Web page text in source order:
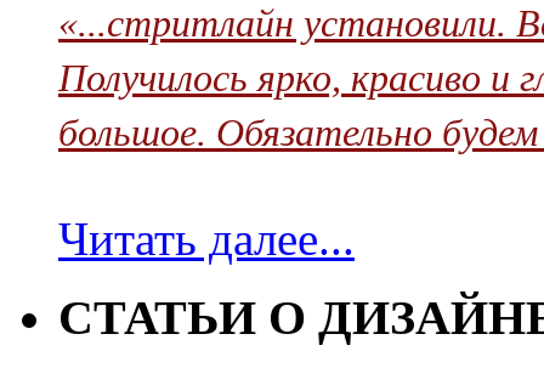
«...стритлайн установили.
Получилось ярко, красиво и
большое. Обязательно
Читать далее...
СТАТЬИ О